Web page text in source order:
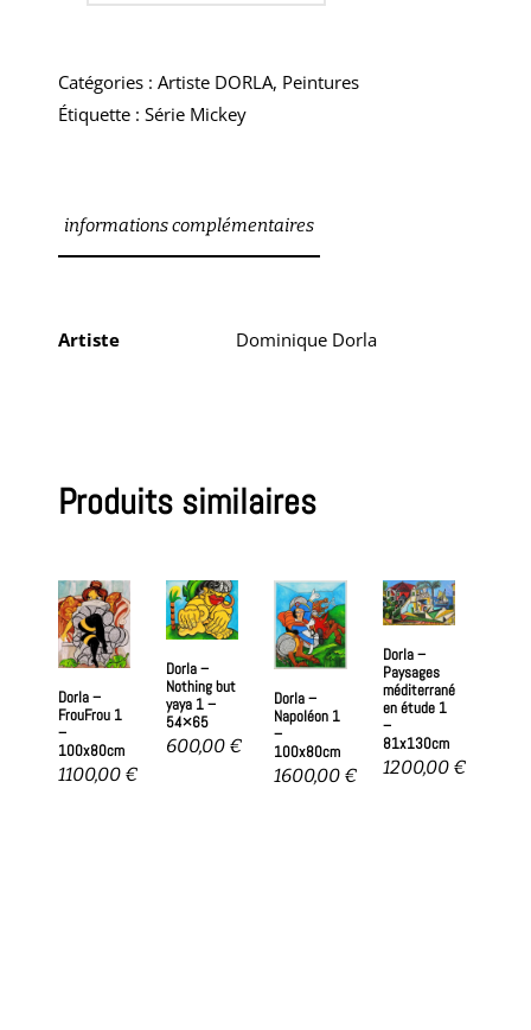
Catégories : Artiste DORLA, Peintures
Étiquette : Série Mickey
informations complémentaires
Artiste Dominique Dorla
Produits similaires
Dorla –
FrouFrou 1
–
100x80cm
1100,00 €
Dorla –
Nothing but
yaya 1 –
54×65
600,00 €
Dorla –
Napoléon 1
–
100x80cm
1600,00 €
Dorla –
Paysages
méditerrané
en étude 1
–
81x130cm
1200,00 €